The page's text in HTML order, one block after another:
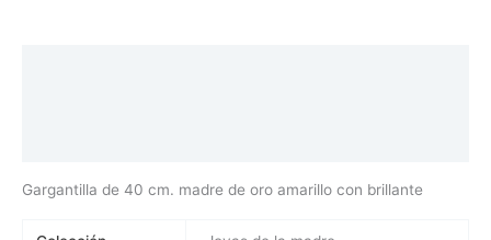
Gargantilla de 40 cm. madre de oro amarillo con brillante